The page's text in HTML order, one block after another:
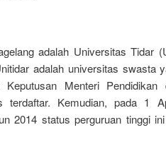
adalah Universitas Tidar
adalah universitas swasta
Menteri Pendidikan
terdaftar. Kemudian, pada 1
2014 status perguruan tinggi